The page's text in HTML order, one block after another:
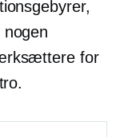
for